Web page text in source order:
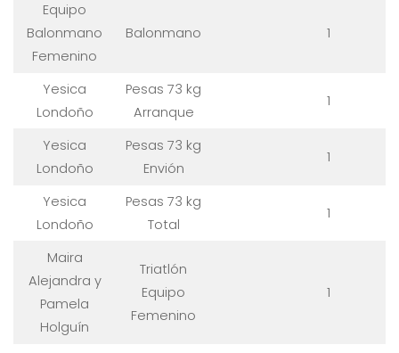
Equipo
Balonmano
Femenino
Balonmano 1
Yesica
Londoño
Pesas 73 kg
Arranque
1
Yesica
Londoño
Pesas 73 kg
Envión
1
Yesica
Londoño
Pesas 73 kg
Total
1
Maira
Alejandra y
Pamela
Holguín
Triatlón
Equipo
Femenino
1